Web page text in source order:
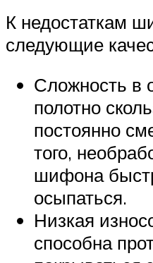
К недостаткам
следующие
Сложность в
полотно
постоянно
того,
шифона
осыпаться.
Низкая
способна